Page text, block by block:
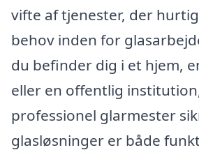
vifte af tjenester, der
behov inden for
du befinder dig i et hjem,
eller en offentlig
professionel glarmester
glasløsninger er både